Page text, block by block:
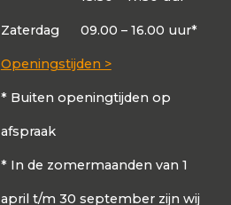
Zaterdag 09.00 – 16.00 uur*
Openingstijden >
* Buiten openingtijden op
afspraak
* In de zomermaanden van 1
april t/m 30 september zijn wij